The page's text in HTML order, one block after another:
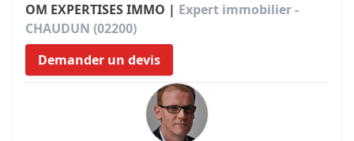
OM EXPERTISES IMMO | Expert immobilier -
CHAUDUN (02200)
Demander un devis